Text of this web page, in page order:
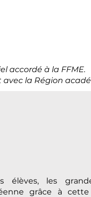
accordé à la FFME.
la Région
élèves, les
grâce à